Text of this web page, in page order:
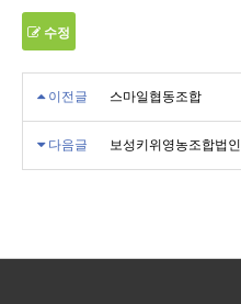
수정
이전글 스마일협동조합
다음글 보성키위영농조합법인